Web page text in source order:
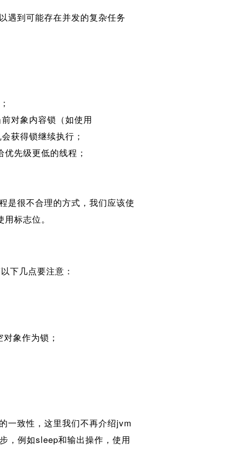
到可能存在并发的复杂任务
对象内容锁（如使用
获得锁继续执行；
先级更低的线程；
很不合理的方式，我们应该使
标志位。
下几点要注意：
象作为锁；
致性，这里我们不再介绍jvm
，例如sleep和输出操作，使用